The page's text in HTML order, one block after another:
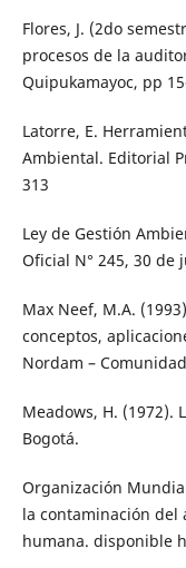
Flores, J. (2do
procesos de la
Quipukamayoc, pp
Latorre, E.
Ambiental. Editorial
313
Ley de Gestión
Oficial N° 245, 30 de
Max Neef, M.A.
conceptos,
Nordam –
Meadows, H. (1972).
Bogotá.
Organización
la contaminación del
humana. disponible